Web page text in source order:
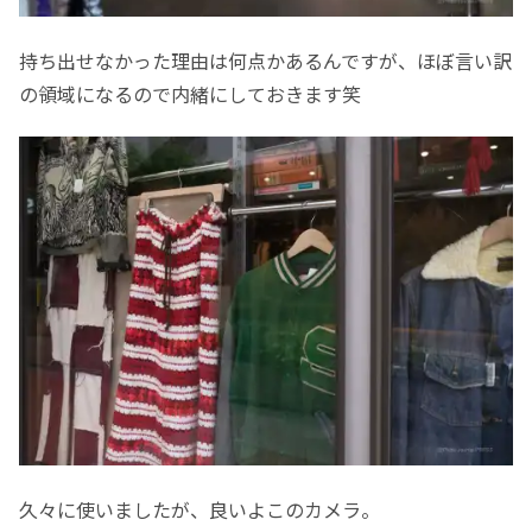
持ち出せなかった理由は何点かあるんですが、ほぼ言い訳
の領域になるので内緒にしておきます笑
久々に使いましたが、良いよこのカメラ。